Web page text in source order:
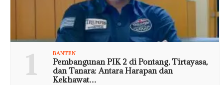
1 BANTEN
Pembangunan PIK 2 di Pontang, Tirtayasa,
dan Tanara: Antara Harapan dan
Kekhawat…